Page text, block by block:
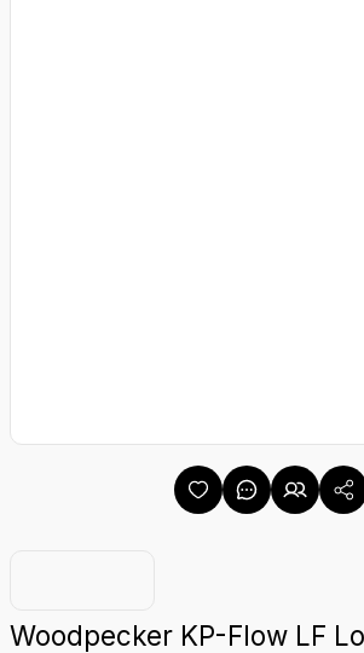
Woodpecker KP-Flow LF